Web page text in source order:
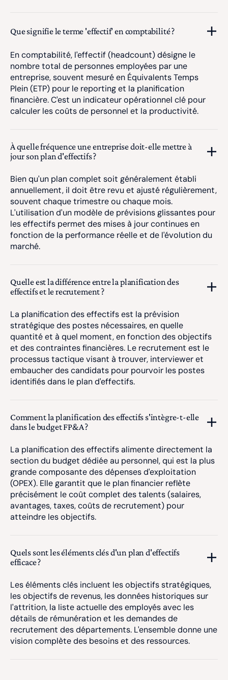
Que signifie le terme 'effectif' en comptabilité ?
En comptabilité, l'effectif (headcount) désigne le
nombre total de personnes employées par une
entreprise, souvent mesuré en Équivalents Temps
Plein (ETP) pour le reporting et la planification
financière. C'est un indicateur opérationnel clé pour
calculer les coûts de personnel et la productivité.
À quelle fréquence une entreprise doit-elle mettre à
jour son plan d'effectifs ?
Bien qu'un plan complet soit généralement établi
annuellement, il doit être revu et ajusté régulièrement,
souvent chaque trimestre ou chaque mois.
L'utilisation d'un modèle de prévisions glissantes pour
les effectifs permet des mises à jour continues en
fonction de la performance réelle et de l'évolution du
marché.
Quelle est la différence entre la planification des
effectifs et le recrutement ?
La planification des effectifs est la prévision
stratégique des postes nécessaires, en quelle
quantité et à quel moment, en fonction des objectifs
et des contraintes financières. Le recrutement est le
processus tactique visant à trouver, interviewer et
embaucher des candidats pour pourvoir les postes
identifiés dans le plan d'effectifs.
Comment la planification des effectifs s'intègre-t-elle
dans le budget FP&A ?
La planification des effectifs alimente directement la
section du budget dédiée au personnel, qui est la plus
grande composante des dépenses d'exploitation
(OPEX). Elle garantit que le plan financier reflète
précisément le coût complet des talents (salaires,
avantages, taxes, coûts de recrutement) pour
atteindre les objectifs.
Quels sont les éléments clés d'un plan d'effectifs
efficace ?
Les éléments clés incluent les objectifs stratégiques,
les objectifs de revenus, les données historiques sur
l'attrition, la liste actuelle des employés avec les
détails de rémunération et les demandes de
recrutement des départements. L'ensemble donne une
vision complète des besoins et des ressources.